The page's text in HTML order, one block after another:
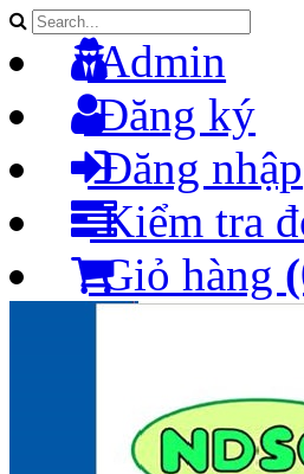
Admin
Đăng ký
Đăng nhập
Kiểm tra
Giỏ hàng